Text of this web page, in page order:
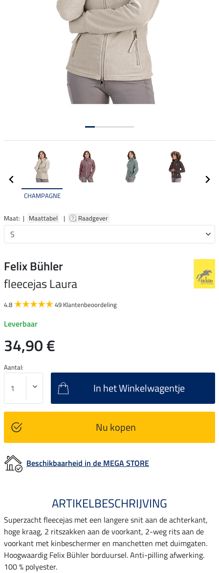
CHAMPAGNE
Maat: | Maattabel | Raadgever
Felix Bühler
fleecejas Laura
4.8 49 Klantenbeoordeling
Leverbaar
34,90 €
Aantal:
In het Winkelwagentje
Nu kopen
Beschikbaarheid in de MEGA STORE
ARTIKELBESCHRIJVING
Superzacht fleecejas met een langere snit aan de achterkant,
hoge kraag, 2 ritszakken aan de voorkant, 2-weg rits aan de
voorkant met kinbeschermer en manchetten met duimgaten.
Hoogwaardig Felix Bühler borduursel. Anti-pilling afwerking.
100 % polyester.